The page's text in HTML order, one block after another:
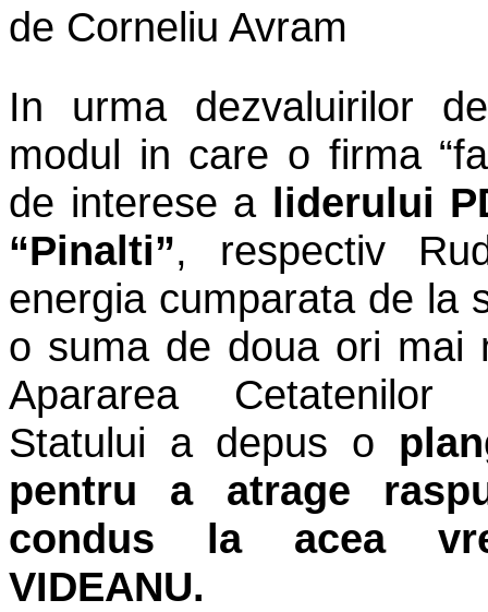
de Corneliu Avram
In urma dezvaluirilor
modul in care o firma
de interese a liderului
“Pinalti”, respectiv
energia cumparata de la
o suma de doua ori mai
Apararea Cetatenilor
Statului a depus o
pentru a atrage
condus la acea
VIDEANU.